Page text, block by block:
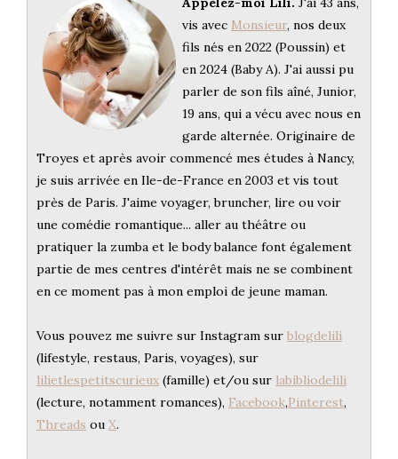
vis avec Monsieur, nos deux
fils nés en 2022 (Poussin) et
en 2024 (Baby A). J'ai aussi pu
parler de son fils aîné, Junior,
19 ans, qui a vécu avec nous en
garde alternée. Originaire de
Troyes et après avoir commencé mes études à Nancy,
je suis arrivée en Ile-de-France en 2003 et vis tout
près de Paris. J'aime voyager, bruncher, lire ou voir
une comédie romantique... aller au théâtre ou
pratiquer la zumba et le body balance font également
partie de mes centres d'intérêt mais ne se combinent
en ce moment pas à mon emploi de jeune maman.
Vous pouvez me suivre sur Instagram sur blogdelili
(lifestyle, restaus, Paris, voyages), sur
lilietlespetitscurieux (famille) et/ou sur labibliodelili
(lecture, notamment romances), Facebook,Pinterest,
Threads ou X.